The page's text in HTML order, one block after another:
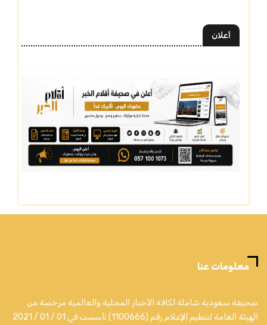
أعلان
معلومات عنا
صحيفة سعودية شاملة لكافة الأخبار المحلية والعالمية مرخصة من
الهيئة العامة لتنظيم الإعلام رقم (1100666) تأسست في 01 / 01 / 2021